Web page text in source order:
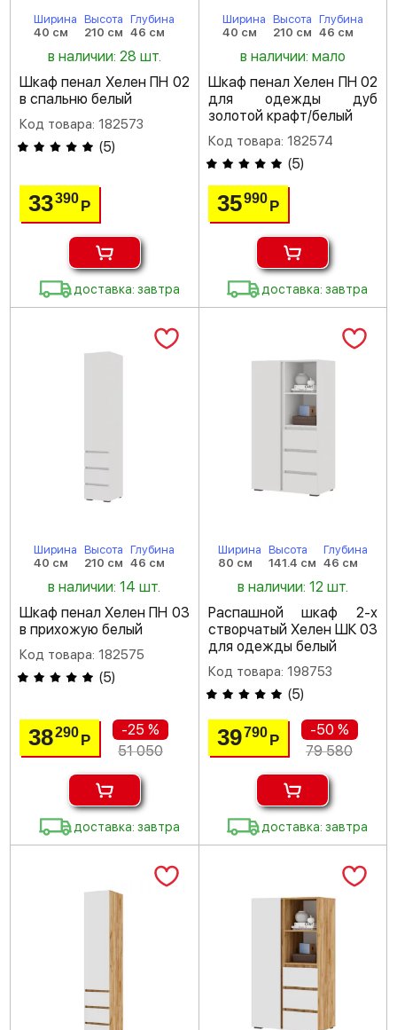
Ширина
40 см
Высота
210 см
Глубина
46 см
в наличии: 28 шт.
Шкаф пенал Хелен ПН 02
в спальню белый
Код товара: 182573
(5)
33390Р
доставка: завтра
Ширина
40 см
Высота
210 см
Глубина
46 см
в наличии: мало
Шкаф пенал Хелен ПН 02
для одежды дуб
золотой крафт/белый
Код товара: 182574
(5)
35990 Р
доставка: завтра
Ширина
40 см
Высота
210 см
Глубина
46 см
в наличии: 14 шт.
Шкаф пенал Хелен ПН 03
в прихожую белый
Код товара: 182575
(5)
38290Р
-25 %
51 050
доставка: завтра
Ширина
80 см
Высота
141.4 см
Глубина
46 см
в наличии: 12 шт.
Распашной шкаф 2-х
створчатый Хелен ШК 03
для одежды белый
Код товара: 198753
(5)
39790 Р
-50 %
79 580
доставка: завтра